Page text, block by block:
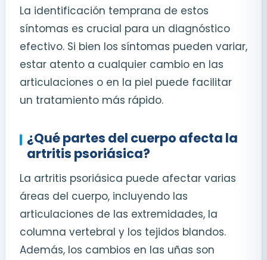
La identificación temprana de estos
síntomas es crucial para un diagnóstico
efectivo. Si bien los síntomas pueden variar,
estar atento a cualquier cambio en las
articulaciones o en la piel puede facilitar
un tratamiento más rápido.
¿Qué partes del cuerpo afecta la
artritis psoriásica?
La artritis psoriásica puede afectar varias
áreas del cuerpo, incluyendo las
articulaciones de las extremidades, la
columna vertebral y los tejidos blandos.
Además, los cambios en las uñas son